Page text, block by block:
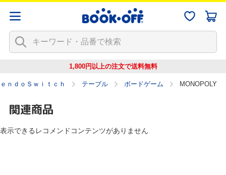
1,800円以上の注文で送料無料
ｎｄｏＳｗｉｔｃｈ テーブル ボードゲーム MONOPOLY
関連商品
表示できるレコメンドコンテンツがありません